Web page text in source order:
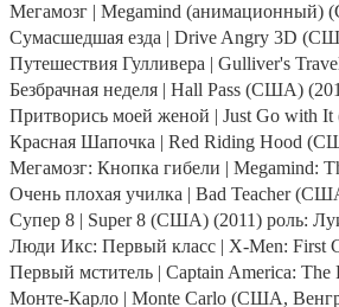
Мегамозг | Megamind (анимационный)
Сумасшедшая езда | Drive Angry 3D
Путешествия Гулливера | Gulliver's
Безбрачная неделя | Hall Pass (США)
Притворись моей женой | Just Go with It
Красная Шапочка | Red Riding Hood
Мегамозг: Кнопка гибели | Megamind:
Очень плохая училка | Bad Teacher
Супер 8 | Super 8 (США) (2011) роль:
Люди Икс: Первый класс | X-Men: First
Первый мститель | Captain America: The
Монте-Карло | Monte Carlo (США,